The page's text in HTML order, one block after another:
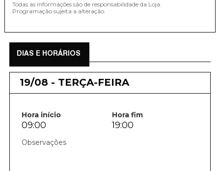
Todas as informações são de responsabilidade da Loja.
Programação sujeita a alteração.
DIAS E HORÁRIOS
19/08 - TERÇA-FEIRA
Hora início Hora fim
09:00 19:00